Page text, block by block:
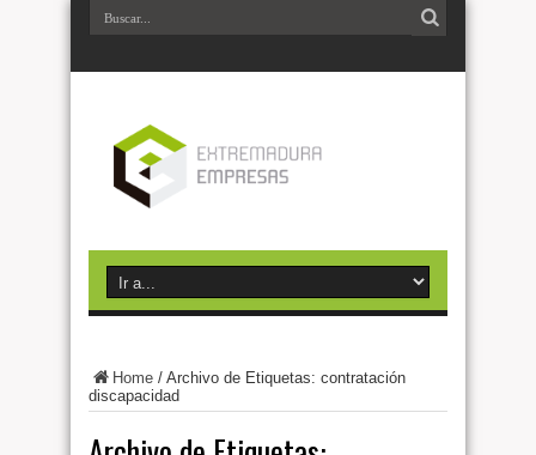
Home / Archivo de Etiquetas: contratación
discapacidad